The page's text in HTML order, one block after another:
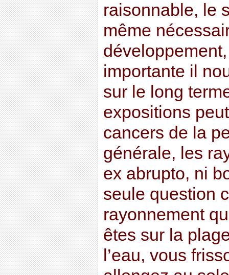
raisonnable, le
même
importante il
sur le long
expositions
cancers de la
générale, les
ex abrupto, ni
seule question
rayonnement
êtes sur la
l’eau, vous